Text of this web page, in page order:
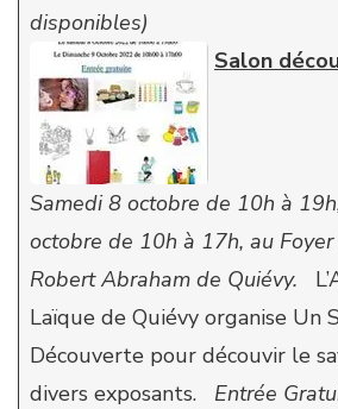
disponibles)
Salon
Samedi 8 octobre de 10h à
octobre de 10h à 17h, au
Robert Abraham de Quiévy.
Laïque de Quiévy organise Un
Découverte pour découvir le
divers exposants. Entrée